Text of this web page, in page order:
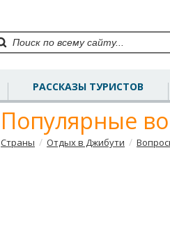
РАССКАЗЫ ТУРИСТОВ
Популярные
Страны / Отдых в Джибути /